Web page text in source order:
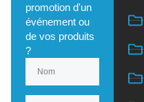
promotion d'un
événement ou
de vos produits
?